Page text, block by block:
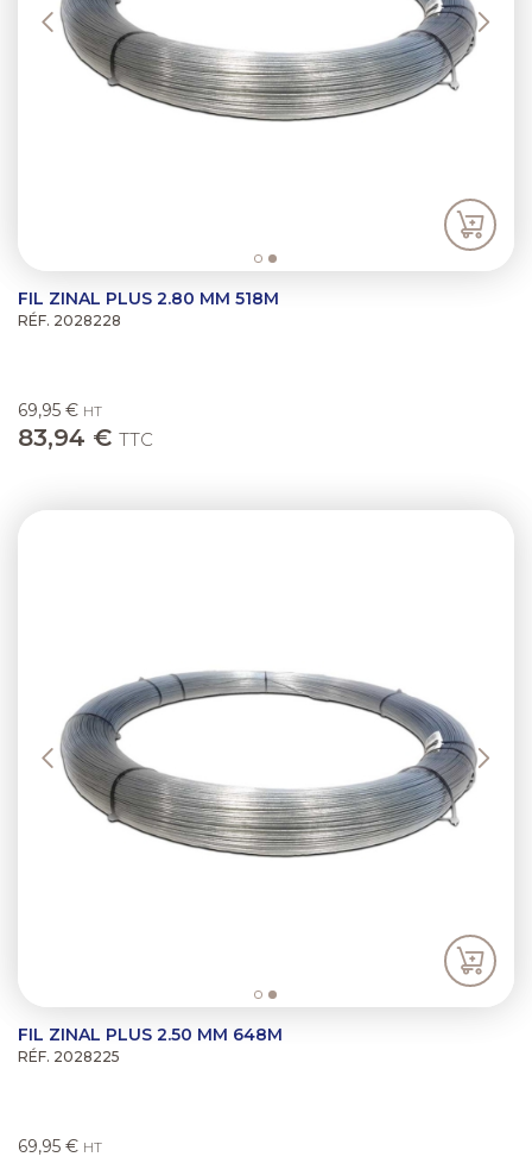
FIL ZINAL PLUS 2.80 MM 518M
RÉF. 2028228
69,95 € HT
83,94 € TTC
FIL ZINAL PLUS 2.50 MM 648M
RÉF. 2028225
69,95 € HT